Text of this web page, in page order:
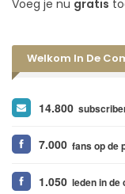
Voeg je nu gratis
Welkom In De
14.800
7.000 fans op de
1.050 leden in de